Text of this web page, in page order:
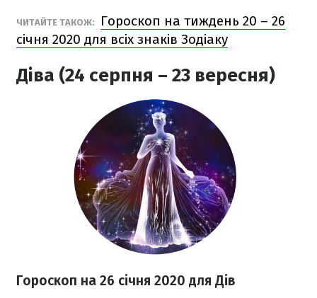
ЧИТАЙТЕ ТАКОЖ:
Гороскоп на тиждень 20 – 26
січня 2020 для всіх знаків Зодіаку
Діва (24 серпня – 23 вересня)
Гороскоп на 26 січня 2020 для Дів